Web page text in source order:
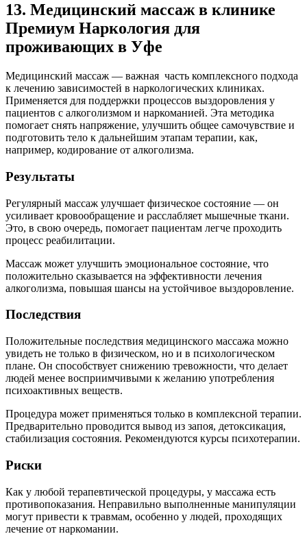
13. Медицинский массаж в клинике
Премиум Наркология для
проживающих в Уфе
Медицинский массаж — важная часть комплексного подхода
к лечению зависимостей в наркологических клиниках.
Применяется для поддержки процессов выздоровления у
пациентов с алкоголизмом и наркоманией. Эта методика
помогает снять напряжение, улучшить общее самочувствие и
подготовить тело к дальнейшим этапам терапии, как,
например, кодирование от алкоголизма.
Результаты
Регулярный массаж улучшает физическое состояние — он
усиливает кровообращение и расслабляет мышечные ткани.
Это, в свою очередь, помогает пациентам легче проходить
процесс реабилитации.
Массаж может улучшить эмоциональное состояние, что
положительно сказывается на эффективности лечения
алкоголизма, повышая шансы на устойчивое выздоровление.
Последствия
Положительные последствия медицинского массажа можно
увидеть не только в физическом, но и в психологическом
плане. Он способствует снижению тревожности, что делает
людей менее восприимчивыми к желанию употребления
психоактивных веществ.
Процедура может применяться только в комплексной терапии.
Предварительно проводится вывод из запоя, детоксикация,
стабилизация состояния. Рекомендуются курсы психотерапии.
Риски
Как у любой терапевтической процедуры, у массажа есть
противопоказания. Неправильно выполненные манипуляции
могут привести к травмам, особенно у людей, проходящих
лечение от наркомании.